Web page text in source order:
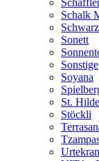
Schalk
Sonett
Sonstige
Soyana
St.
Stöckli